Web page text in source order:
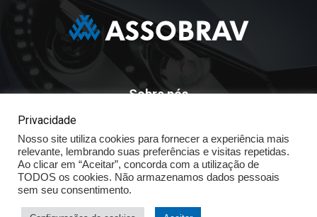
Sobre nós
ASSOBRAV - Associação Brasileira Dos Distribuidores
Volkswagen
Av. José Maria Whitaker n° 603 - Mirandópolis - São Paulo - SP
- CEP: 04057.900 - Fone: (11) - 5078.5400
Política de Privacidade
Privacidade
Nosso site utiliza cookies para fornecer a experiência mais
relevante, lembrando suas preferências e visitas repetidas.
Ao clicar em “Aceitar”, concorda com a utilização de
TODOS os cookies. Não armazenamos dados pessoais
sem seu consentimento.